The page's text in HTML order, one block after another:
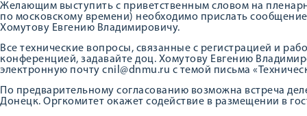
Желающим выступить с приветственным словом на
по московскому времени) необходимо прислать
Хомутову Евгению Владимировичу.
Все технические вопросы, связанные с регистрацией и
конференцией, задавайте доц. Хомутову Евгению
электронную почту cnil@dnmu.ru с темой письма
По предварительному согласованию возможна встреча
Донецк. Оргкомитет окажет содействие в размещении в